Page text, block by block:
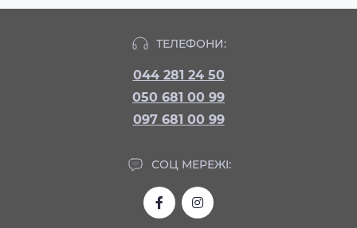
ТЕЛЕФОНИ:
044 281 24 50
050 681 00 99
097 681 00 99
СОЦ МЕРЕЖІ: